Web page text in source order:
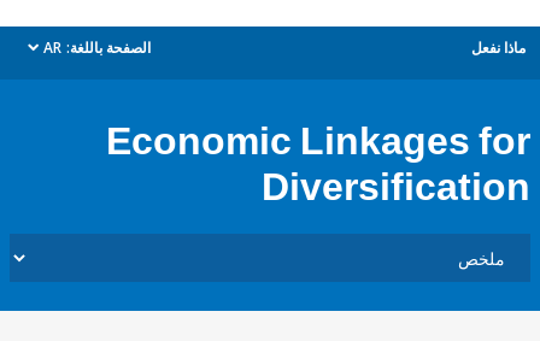
الصفحة باللغة: AR
dropdown
Economic